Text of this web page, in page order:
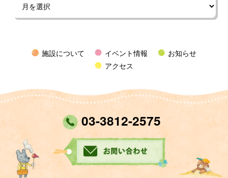
施設について イベント情報
お知らせ
アクセス
03-3812-2575